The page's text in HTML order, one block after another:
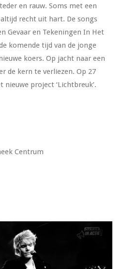
en rauw. Soms met een
recht uit hart. De songs
Gevaar en Tekeningen In Het
komende tijd van de jonge
koers. Op jacht naar een
de kern te verliezen. Op 27
nieuwe project ‘Lichtbreuk’.
Centrum